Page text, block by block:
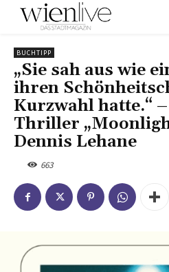
BUCHTIPP
„Sie sah aus wie
ihren
Kurzwahl hatte.“
Thriller
Dennis Lehane
663